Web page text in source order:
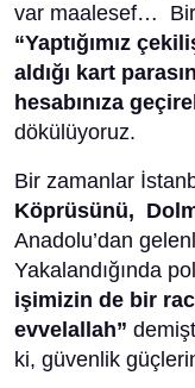
var maalesef… Bir
“Yaptığımız
aldığı kart
hesabınıza
dökülüyoruz.
Bir zamanlar
Köprüsünü,
Anadolu’dan
Yakalandığında
işimizin de bir
evvelallah”
ki, güvenlik